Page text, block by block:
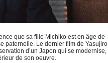
que sa fille Michiko est en âge de
paternelle. Le dernier film de Yasujiro
d’un Japon qui se modernise,
de son oeuvre.